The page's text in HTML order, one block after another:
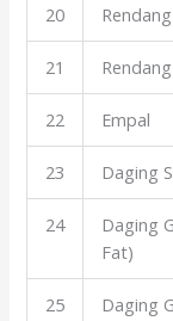
20 Rendang
21
22 Empal
23 Daging
24
Daging
Fat)
25 Daging